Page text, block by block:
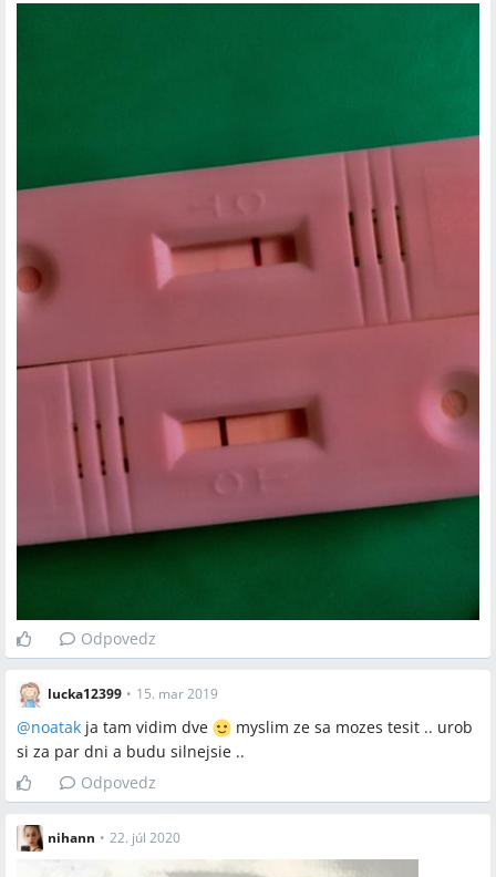
Odpovedz
lucka12399 • 15. mar 2019
@noatak ja tam vidim dve
myslim ze sa mozes tesit .. urob
si za par dni a budu silnejsie ..
Odpovedz
nihann • 22. júl 2020